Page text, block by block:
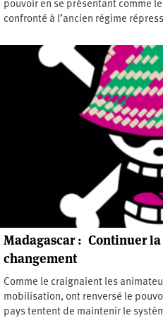
pouvoir en se présentant comme
confronté à l’ancien régime
Madagascar : Continuer
changement
Comme le craignaient les
mobilisation, ont renversé le
pays tentent de maintenir le